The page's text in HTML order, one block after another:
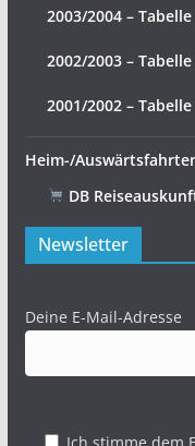
2003/2004 – Tabelle
2002/2003 – Tabelle
2001/2002 – Tabelle
Heim-/
DB
Newsletter
Deine E-Mail-Adresse